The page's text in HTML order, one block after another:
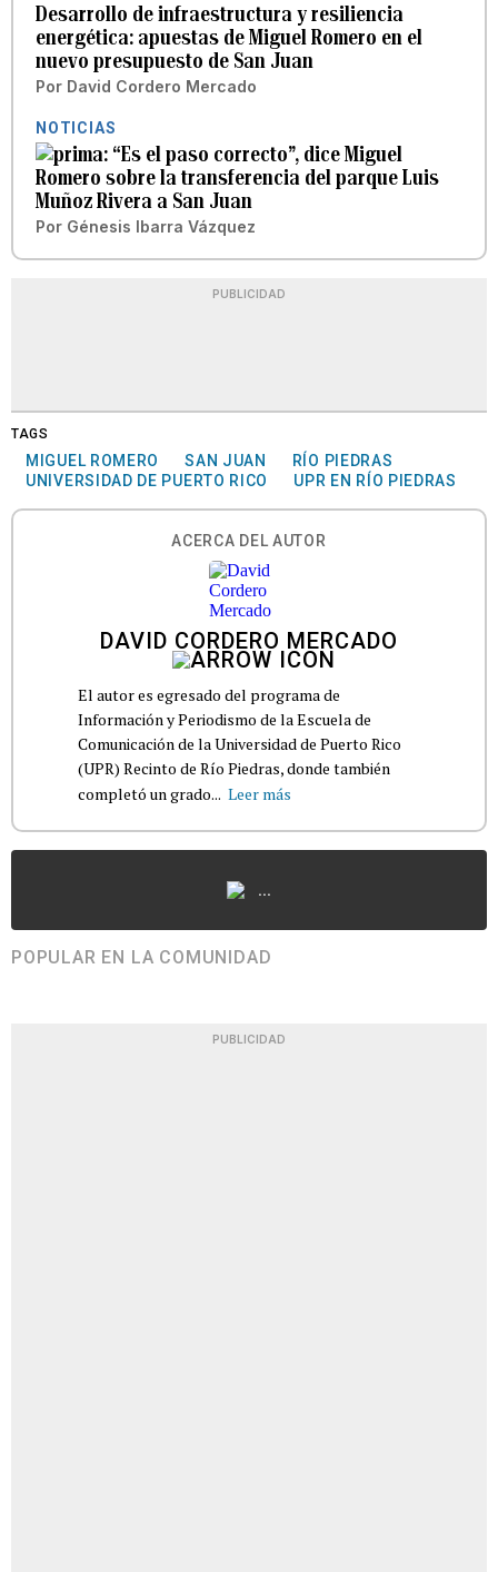
Desarrollo de infraestructura y resiliencia
energética: apuestas de Miguel Romero en el
nuevo presupuesto de San Juan
Por David Cordero Mercado
NOTICIAS
“Es el paso correcto”, dice Miguel
Romero sobre la transferencia del parque Luis
Muñoz Rivera a San Juan
Por Génesis Ibarra Vázquez
PUBLICIDAD
TAGS
MIGUEL ROMERO SAN JUAN
RÍO PIEDRAS
UNIVERSIDAD DE PUERTO RICO
UPR EN RÍO PIEDRAS
ACERCA DEL AUTOR
DAVID CORDERO MERCADO
El autor es egresado del programa de
Información y Periodismo de la Escuela de
Comunicación de la Universidad de Puerto Rico
(UPR) Recinto de Río Piedras, donde también
completó un grado... Leer más
...
POPULAR EN LA COMUNIDAD
PUBLICIDAD